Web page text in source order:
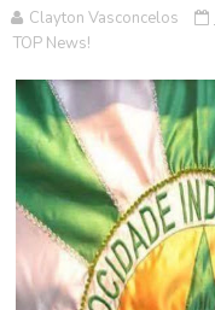
Clayton Vasconcelos
TOP News!